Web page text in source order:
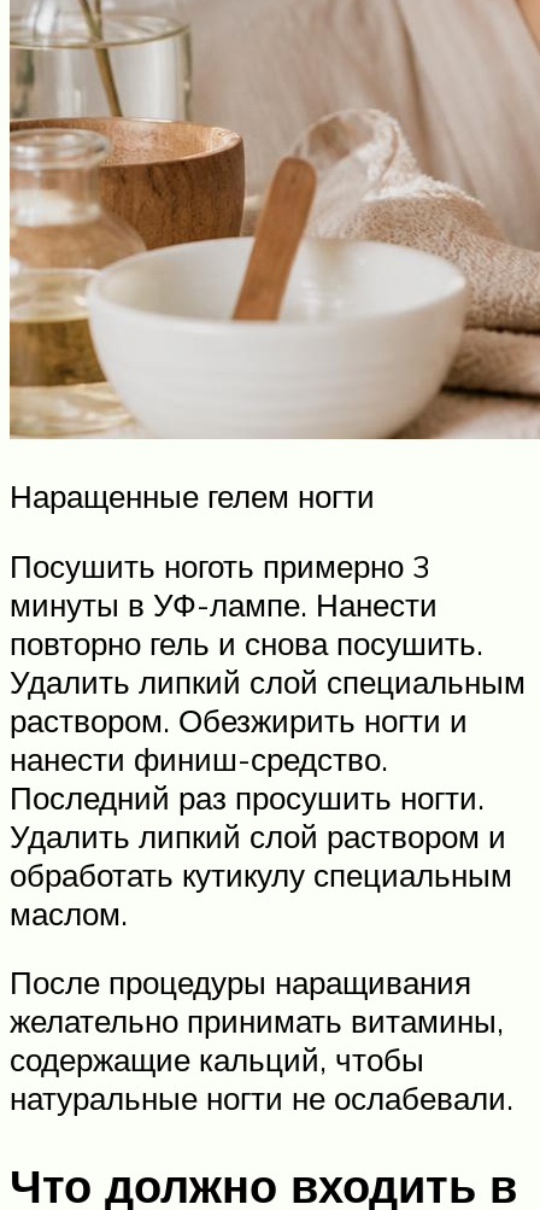
Наращенные гелем ногти
Посушить ноготь примерно 3
минуты в УФ-лампе. Нанести
повторно гель и снова посушить.
Удалить липкий слой специальным
раствором. Обезжирить ногти и
нанести финиш-средство.
Последний раз просушить ногти.
Удалить липкий слой раствором и
обработать кутикулу специальным
маслом.
После процедуры наращивания
желательно принимать витамины,
содержащие кальций, чтобы
натуральные ногти не ослабевали.
Что должно входить в